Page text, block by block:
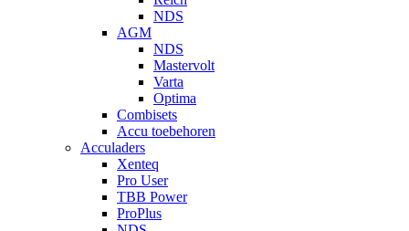
NDS
AGM
NDS
Mastervolt
Varta
Optima
Combisets
Accu toebehoren
Acculaders
Xenteq
Pro User
TBB Power
ProPlus